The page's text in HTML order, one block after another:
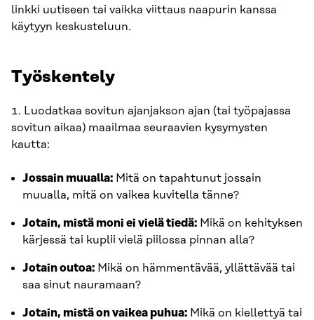
linkki uutiseen tai vaikka viittaus naapurin kanssa
käytyyn keskusteluun.
Työskentely
1. Luodatkaa sovitun ajanjakson ajan (tai työpajassa
sovitun aikaa) maailmaa seuraavien kysymysten
kautta:
Jossain muualla: Mitä on tapahtunut jossain
muualla, mitä on vaikea kuvitella tänne?
Jotain, mistä moni ei vielä tiedä: Mikä on kehityksen
kärjessä tai kuplii vielä piilossa pinnan alla?
Jotain outoa: Mikä on hämmentävää, yllättävää tai
saa sinut nauramaan?
Jotain, mistä on vaikea puhua: Mikä on kiellettyä tai